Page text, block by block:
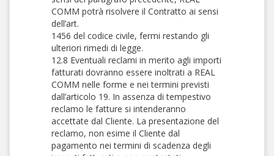
COMM potrà risolvere il Contratto ai sensi
dell’art.
1456 del codice civile, fermi restando gli
ulteriori rimedi di legge.
12.8 Eventuali reclami in merito agli importi
fatturati dovranno essere inoltrati a REAL
COMM nelle forme e nei termini previsti
dall’articolo 19. In assenza di tempestivo
reclamo le fatture si intenderanno
accettate dal Cliente. La presentazione del
reclamo, non esime il Cliente dal
pagamento nei termini di scadenza degli